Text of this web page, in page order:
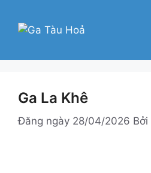
Ga La Khê
Đăng ngày 28/04/2026 Bởi